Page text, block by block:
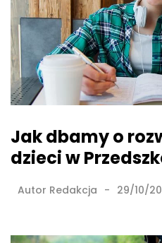
Jak dbamy o
dzieci w
Autor Redakcja 29/10/